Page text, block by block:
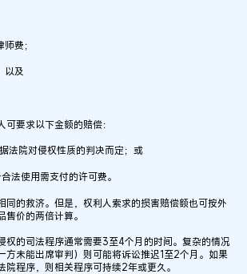
费；
以及
要求以下金额的赔偿：
法院对侵权性质的判决而定；或
法使用需支付的许可费。
同的救济。但是，权利人索求的损害赔偿额也可按外
价的两倍计算。
权的司法程序通常需要3至4个月的时间。复杂的情况
方未能出席审判）则可能将诉讼推迟1至2个月。如果
院程序，则相关程序可持续2年或更久。